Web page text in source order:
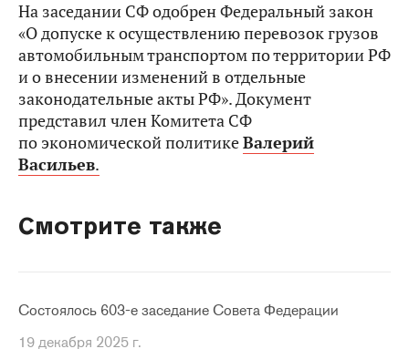
На заседании СФ одобрен Федеральный закон
«О допуске к осуществлению перевозок грузов
автомобильным транспортом по территории РФ
и о внесении изменений в отдельные
законодательные акты РФ». Документ
представил член Комитета СФ
по экономической политикеВалерий
Васильев.
Смотрите также
Состоялось 603-е заседание Совета Федерации
19 декабря 2025 г.